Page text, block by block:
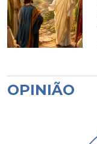
OPINIÃO